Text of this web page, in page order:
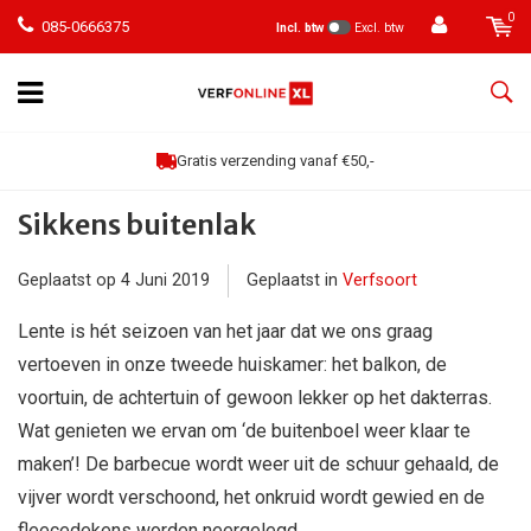
085-0666375 Incl. btw Excl. btw
0
Gratis verzending vanaf €50,-
Sikkens buitenlak
Geplaatst op 4 Juni 2019 Geplaatst in Verfsoort
Lente is hét seizoen van het jaar dat we ons graag
vertoeven in onze tweede huiskamer: het balkon, de
voortuin, de achtertuin of gewoon lekker op het dakterras.
Wat genieten we ervan om ‘de buitenboel weer klaar te
maken’! De barbecue wordt weer uit de schuur gehaald, de
vijver wordt verschoond, het onkruid wordt gewied en de